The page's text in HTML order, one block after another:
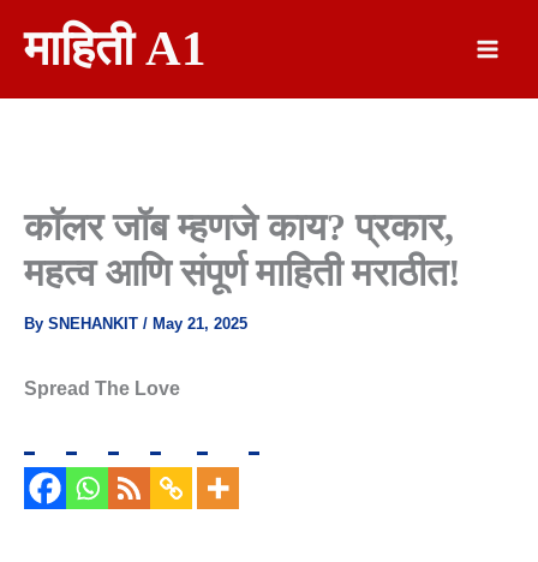
माहिती A1
कॉलर जॉब म्हणजे काय? प्रकार,
महत्व आणि संपूर्ण माहिती मराठीत!
By SNEHANKIT / May 21, 2025
Spread The Love